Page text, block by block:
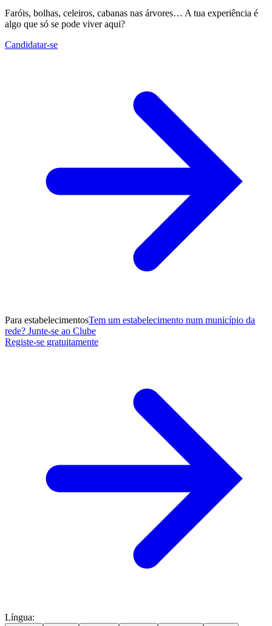
Faróis, bolhas, celeiros, cabanas nas árvores… A tua experiência é
algo que só se pode viver aqui?
Candidatar-se
Para estabelecimentosTem um estabelecimento num município da
rede? Junte-se ao Clube
Registe-se gratuitamente
Língua: